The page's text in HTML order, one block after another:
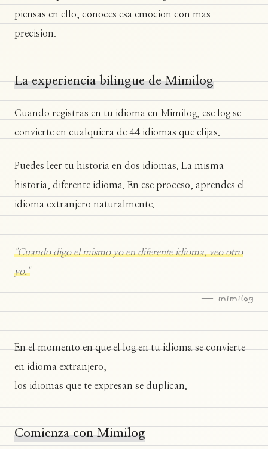
piensas en ello, conoces esa emocion con mas
precision.
La experiencia bilingue de Mimilog
Cuando registras en tu idioma en Mimilog, ese log se
convierte en cualquiera de 44 idiomas que elijas.
Puedes leer tu historia en dos idiomas. La misma
historia, diferente idioma. En ese proceso, aprendes el
idioma extranjero naturalmente.
"Cuando digo el mismo yo en diferente idioma, veo otro
yo."
— mimilog
En el momento en que el log en tu idioma se convierte
en idioma extranjero,
los idiomas que te expresan se duplican.
Comienza con Mimilog